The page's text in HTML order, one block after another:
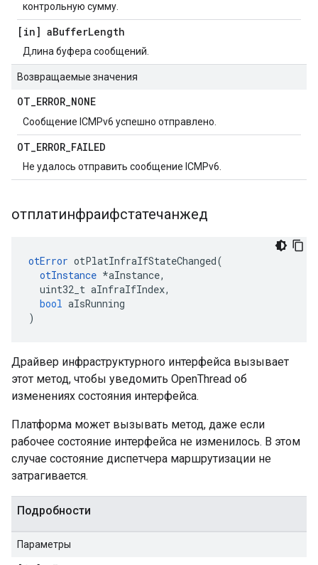
контрольную сумму.
[in] aBufferLength
Длина буфера сообщений.
Возвращаемые значения
OT_ERROR_NONE
Сообщение ICMPv6 успешно отправлено.
OT_ERROR_FAILED
Не удалось отправить сообщение ICMPv6.
отплатинфраифстатечанжед
otError otPlatInfraIfStateChanged(
otInstance *aInstance,
uint32_t aInfraIfIndex,
bool aIsRunning
)
Драйвер инфраструктурного интерфейса вызывает
этот метод, чтобы уведомить OpenThread об
изменениях состояния интерфейса.
Платформа может вызывать метод, даже если
рабочее состояние интерфейса не изменилось. В этом
случае состояние диспетчера маршрутизации не
затрагивается.
Подробности
Параметры